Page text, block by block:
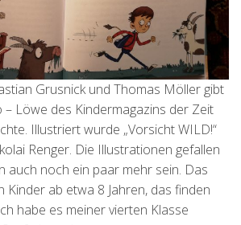
Grusnick und Thomas Möller gibt
Löwe des Kindermagazins der Zeit
Illustriert wurde „Vorsicht WILD!“
Renger. Die Illustrationen gefallen
auch noch ein paar mehr sein. Das
Kinder ab etwa 8 Jahren, das finden
habe es meiner vierten Klasse